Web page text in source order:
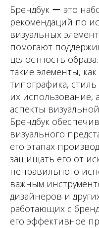
Брендбук ー это
рекомендаций по
визуальных
помогают
целостность
такие элементы,
типографика,
их использование,
аспекты
Брендбук
визуального
его этапах
защищать его от
неправильного
важным
дизайнеров и
работающих с
его эффективное